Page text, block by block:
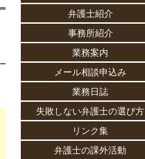
弁護士紹介
事務所紹介
業務案内
メール相談申込み
業務日誌
失敗しない弁護士の選び方
リンク集
弁護士の課外活動